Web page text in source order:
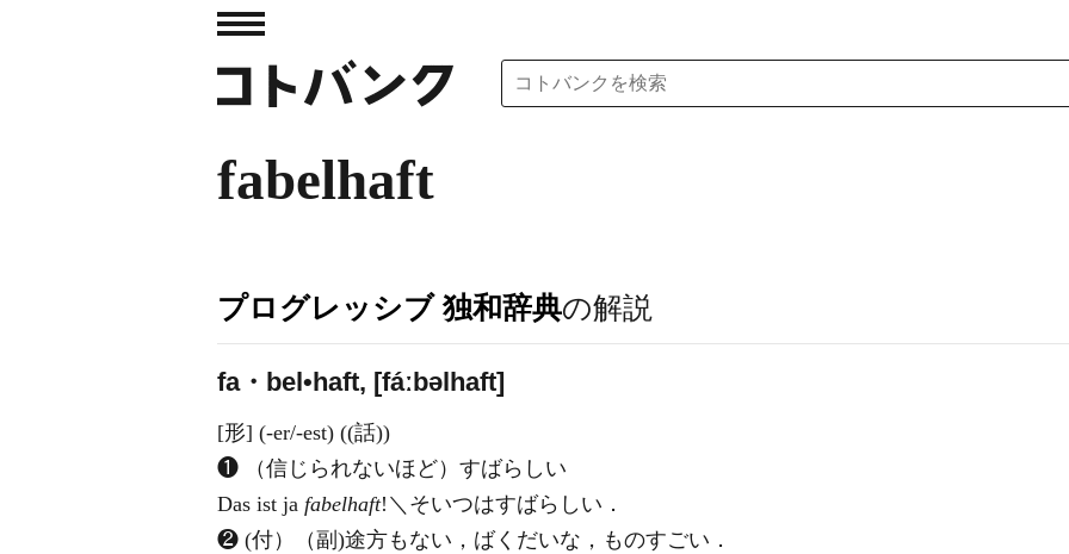
fabelhaft
プログレッシブ 独和辞典の解説
fa・bel•haft, [fáːbəlhaft]
[形] (-er/-est) ((話))
❶ （信じられないほど）すばらしい
Das ist ja fabelhaft!＼そいつはすばらしい．
❷ (付）（副)途方もない，ばくだいな，ものすごい．